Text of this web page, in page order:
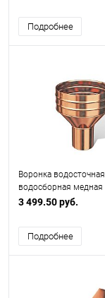
Подробнее
Воронка водосточная
водосборная медная
ф90х350мм
3 499.50 руб.
Подробнее